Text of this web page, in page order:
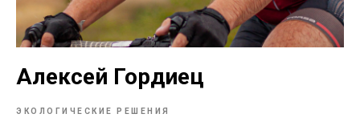
Алексей Гордиец
ЭКОЛОГИЧЕСКИЕ РЕШЕНИЯ